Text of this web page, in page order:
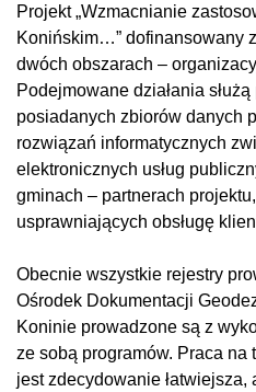
Projekt „Wzmacnianie
Konińskim…” dofinansowany
dwóch obszarach –
Podejmowane działania
posiadanych zbiorów danych
rozwiązań informatycznych
elektronicznych usług
gminach – partnerach
usprawniających obsługę
Obecnie wszystkie rejestry
Ośrodek Dokumentacji
Koninie prowadzone są z
ze sobą programów. Praca na
jest zdecydowanie łatwiejsza,